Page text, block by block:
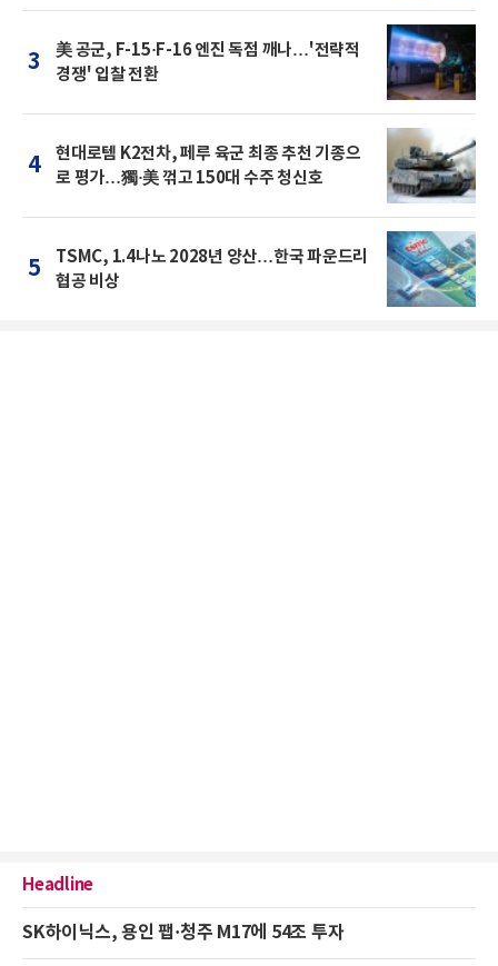
3
美 공군, F-15·F-16 엔진 독점 깨나…'전략적
경쟁' 입찰 전환
4
현대로템 K2전차, 페루 육군 최종 추천 기종으
로 평가…獨·美 꺾고 150대 수주 청신호
5
TSMC, 1.4나노 2028년 양산…한국 파운드리
협공 비상
Headline
SK하이닉스, 용인 팹·청주 M17에 54조 투자